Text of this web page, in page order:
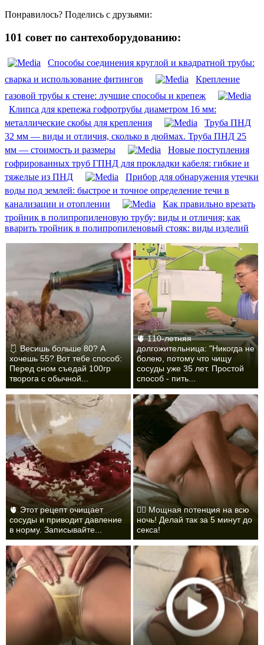
Понравилось? Поделись с друзьями:
101 совет по сантехоборудованию:
Способы соединения круглой и квадратной трубы:
сварка и использование фитингов
Крепление
газовой трубы к стене: лучшие способы и крепеж
Клипса для крепежа гофротрубы диаметром 16 мм:
металлические скобы для крепления
Труба ПНД
32 мм — виды и отличия, сколько в дюймах. Труба ПНД 25
мм — стоимость и размеры
Новые поступления
гофрированных труб ГПНД для прокладки кабеля: гибкие и
тяжелые из ПНД
Прибор для обнаружения утечки
воды под землей: быстрое и точное определение течи в
канализации и отоплении
Как правильно врезать
тройник в полипропиленовую трубу: виды и отличия; как
вварить тройник в полипропиленовый стояк: виды изделий
🩱 Весишь больше 80? А
хочешь 55? Вот тебе способ:
Перед сном съедай 100гр
творога с обычной...
🫀 110-летняя
долгожительница: "Никогда не
болею, потому что чищу
сосуды уже 35 лет. Простой
способ - пить...
🫀 Этот рецепт очищает
сосуды и приводит давление
в норму. Записывайте...
❤️‍🔥 Мощная потенция на всю
ночь! Делай так за 5 минут до
секса!